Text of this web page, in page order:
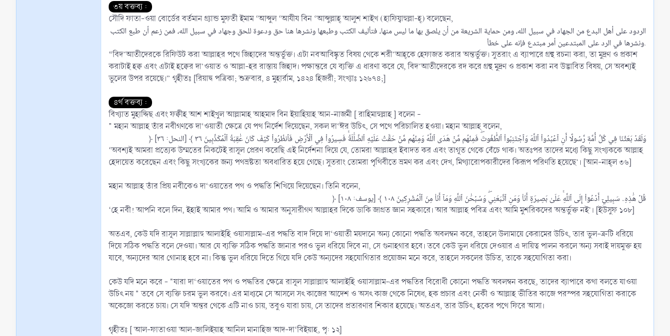
৩য় বক্তব্য :
সৌদি ফাতা-ওয়া বোর্ডের বর্তমান গ্র্যান্ড মুফতী ইমাম ‘আব্দুল ‘আযীয বিন ‘আব্দুল্লাহ্ আলুশ শাইখ (হাফিয্বাহুল্লা-হ্) বলেছেন,
ﺍﻟﺮﺩﻭﺩ ﻋﻠﻰ ﺃﻫﻞ ﺍﻟﺒﺪﻉ ﻣﻦ ﺍﻟﺠﻬﺎﺩ ﻓﻲ ﺳﺒﻴﻞ ﺍﻟﻠﻪ، ﻭﻣﻦ ﺣﻤﺎﻳﺔ ﺍﻟﺸﺮﻳﻌﺔ ﻣﻦ ﺃﻥ ﻳﻠﺼﻖ ﺑﻬﺎ ﻣﺎ ﻟﻴﺲ ﻣﻨﻬﺎ، ﻓﺘﺄﻟﻴﻒ ﺍﻟﻜﺘﺐ ﻭﻃﺒﻌﻬﺎ ﻭﻧﺸﺮﻫﺎ ﻫﻨﺎ ﺣﻖ ﻭﺩﻋﻮﺓ ﻟﻠﺤﻖ ﻭﺟﻬﺎﺩ ﻓﻲ ﺳﺒﻴﻞ ﺍﻟﻠﻪ، ﻓﻤﻦ ﺯﻋﻢ ﺃﻥ ﻃﺒﻊ ﺍﻟﻜﺘﺐ
ﻭﻧﺸﺮﻫﺎ ﻓﻲ ﺍﻟﺮﺩ ﻋﻠﻰ ﺍﻟﻤﺒﺘﺪﻋﻴﻦ ﺃﻣﺮ ﻣﺒﺘﺪﻉ ﻓﺈﻧﻪ ﻋﻠﻰ ﺧﻄﺄ.​
“বিদ’আতীদেরকে রিফিউট করা আল্লাহর পথে জিহাদের অন্তর্ভুক্ত। এটা নবআবিষ্কৃত বিষয় থেকে শরী’আহ্কে হেফাজত করার অন্তর্ভুক্ত। সুতরাং এ ব্যাপারে গ্রন্থ রচনা করা, তা মুদ্রণ ও প্রকাশ
করাটাই হক্ব এবং এটাই হক্বের দা’ওয়াত ও আল্লা-হর রাস্তায় জিহাদ। পক্ষান্তরে যে ব্যক্তি এ ধারণা করে যে, বিদ’আতীদেরকে রদ করে গ্রন্থ মুদ্রণ ও প্রকাশ করা নব উদ্ভাবিত বিষয়, সে অবশ্যই
ভুলের উপর রয়েছে।” গৃহীতঃ [রিয়াদ্ব পত্রিকা; শুক্রবার, ৪ মুহার্রাম, ১৪২৪ হিজরী; সংখ্যাঃ ১২৬৭৪;]
৪র্থ বক্তব্য :
বিখ্যাত মুহাদ্দিছ এবং ফক্বীহ আশ শাইখুল আল্লামাহ আহমাদ বিন ইয়াহিয়াহ আন-নাজমী [ রাহিমাহুল্লাহ ] বলেন -
" মহান আল্লাহ তাঁর নবীগণকে দা‘ওয়াতী ক্ষেত্রে যে পথ নির্দেশ দিয়েছেন, সকল দা‘ঈর উচিৎ, সে পথে পরিচালিত হওয়া। মহান আল্লাহ বলেন,
‘অবশ্যই আমরা প্রত্যেক উম্মতের নিকটেই রাসূল প্রেরণ করেছি এই নির্দেশনা দিয়ে যে, তোমরা আল্লাহর ইবাদত কর এবং তাগূত থেকে বেঁচে থাক। অতঃপর তাদের মধ্যে কিছু সংখ্যককে আল্লাহ
হেদায়েত করেছেন এবং কিছু সংখ্যকের জন্য পথভ্রষ্টতা অবধারিত হয়ে গেছে। সুতরাং তোমরা পৃথিবীতে ভ্রমণ কর এবং দেখ, মিথ্যারোপকারীদের কিরূপ পরিণতি হয়েছে’। [আন-নাহ্‌ল ৩৬]
মহান আল্লাহ তাঁর প্রিয় নবীকেও দা‘ওয়াতের পথ ও পদ্ধতি শিখিয়ে দিয়েছেন। তিনি বলেন,
‘হে নবী! আপনি বলে দিন, ইহাই আমার পথ। আমি ও আমার অনুসারীগণ আল্লাহর দিকে ডাকি জাগ্রত জ্ঞান সহকারে। আর আল্লাহ পবিত্র এবং আমি মুশরিকদের অন্তর্ভুক্ত নই’। [ইউসুফ ১০৮]
অতএব, কেউ যদি রাসূল সাল্লাল্লাহু আলাইহি ওয়াসাল্লাম-এর পদ্ধতি বাদ দিয়ে দা‘ওয়াতী ময়দানে অন্য কোনো পদ্ধতি অবলম্বন করে, তাহলে উলামায়ে কেরামের উচিৎ, তার ভুল-ত্রুটি ধরিয়ে
দিয়ে সঠিক পদ্ধতি বলে দেওয়া। আর যে ব্যক্তি সঠিক পদ্ধতি জানার পরও ভুল ধরিয়ে দিবে না, সে গুনাহগার হবে। তবে কেউ ভুল ধরিয়ে দেওয়ার এ দায়িত্ব পালন করলে অন্য সবাই দায়মুক্ত হয়
যাবে, অন্যদের আর গোনাহ হবে না। কিন্তু ভুল ধরিয়ে দিতে গিয়ে যদি কেউ অন্যদের সহযোগিতার প্রয়োজন মনে করে, তাহলে সকলের উচিত, তাকে সহযোগিতা করা।
কেউ যদি মনে করে - "যারা দা‘ওয়াতের পথ ও পদ্ধতির ক্ষেত্রে রাসূল সাল্লাল্লাহু আলাইহি ওয়াসাল্লাম-এর পদ্ধতির বিরোধী কোনো পদ্ধতি অবলম্বন করছে, তাদের ব্যাপারে কথা বলতে যাওয়া
উচিৎ নয় " তবে সে ব্যক্তি চরম ভুল করবে। এর মাধ্যমে সে আসলে সৎ কাজের আদেশ ও অসৎ কাজ থেকে নিষেধ, হক প্রচার এবং নেকী ও আল্লাহ ভীতির কাজে পরস্পর সহযোগিতা করাকে
অকেজো করতে চায়। সে যদি অন্তর থেকে এটি নাও চায়, তবুও যারা চায়, সে তাদের প্রতারণার শিকার হয়েছে। অতএব, তার উচিৎ, হকের পথে ফিরে আসা।
গৃহীতঃ [ আল-ফাতাওয়া আল-জালিইয়াহ আনিল মানাহিজ আদ-দা‘বিইয়াহ, পৃ: ১২]